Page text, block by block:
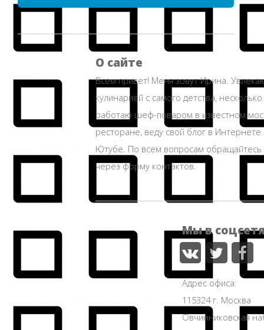
О сайте
Всем привет! Меня зовут Ирина.
кулинарией с самого детства,
работаю шеф-поваром в известном
ресторане, веду свой блог в Интернете
Ютубе. По всем вопросам
через форму контактов.
Мы в
Адрес офиса:
115324 г. Москва
Овчинниковская